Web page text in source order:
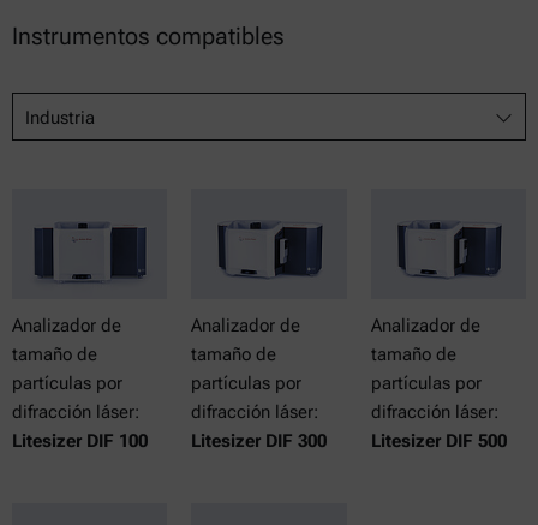
Instrumentos compatibles
Industria
Analizador de
tamaño de
partículas por
difracción láser:
Litesizer DIF 100
Analizador de
tamaño de
partículas por
difracción láser:
Litesizer DIF 300
Analizador de
tamaño de
partículas por
difracción láser:
Litesizer DIF 500